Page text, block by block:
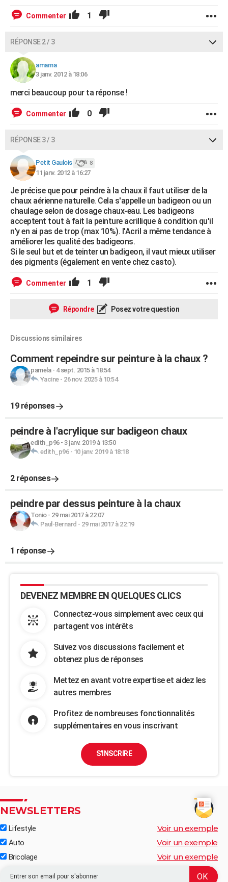
Commenter 1
RÉPONSE 2 / 3
amarna
3 janv. 2012 à 18:06
merci beaucoup pour ta réponse !
Commenter 0
RÉPONSE 3 / 3
Petit Gaulois 8
11 janv. 2012 à 16:27
Je précise que pour peindre à la chaux il faut utiliser de la
chaux aérienne naturelle. Cela s'appelle un badigeon ou un
chaulage selon de dosage chaux-eau. Les badigeons
acceptent tout à fait la peinture acrillique à condition qu'il
n'y en ai pas de trop (max 10%). l'Acril a même tendance à
améliorer les qualité des badigeons.
Si le seul but et de teinter un badigeon, il vaut mieux utiliser
des pigments (également en vente chez casto).
Commenter 1
Répondre Posez votre question
Discussions similaires
Comment repeindre sur peinture à la chaux ?
pamela- 4 sept. 2015 à 18:54
Yacine- 26 nov. 2025 à 10:54
19 réponses
peindre à l'acrylique sur badigeon chaux
edith_p96- 3 janv. 2019 à 13:50
edith_p96- 10 janv. 2019 à 18:18
2 réponses
peindre par dessus peinture à la chaux
Tonio- 29 mai 2017 à 22:07
Paul-Bernard - 29 mai 2017 à 22:19
1 réponse
DEVENEZ MEMBRE EN QUELQUES CLICS
Connectez-vous simplement avec ceux qui
partagent vos intérêts
Suivez vos discussions facilement et
obtenez plus de réponses
Mettez en avant votre expertise et aidez les
autres membres
Profitez de nombreuses fonctionnalités
supplémentaires en vous inscrivant
S'INSCRIRE
NEWSLETTERS
Lifestyle Voir un exemple
Auto Voir un exemple
Bricolage Voir un exemple